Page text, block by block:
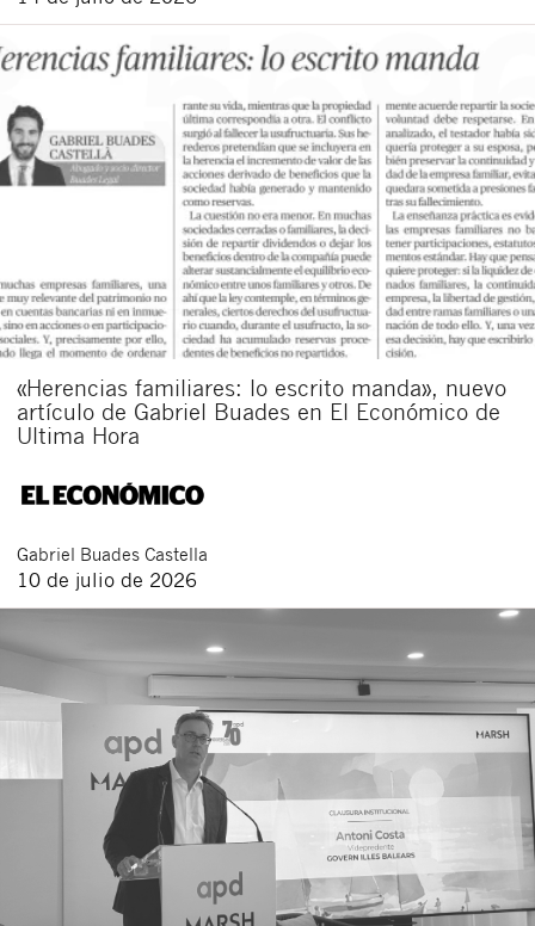
«Herencias familiares: lo escrito manda», nuevo
artículo de Gabriel Buades en El Económico de
Ultima Hora
Gabriel Buades Castella
10 de julio de 2026